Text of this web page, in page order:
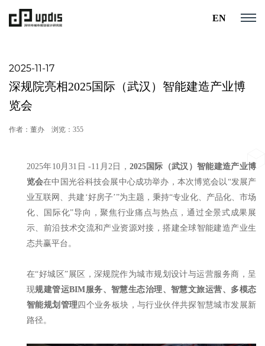
EN
2025-11-17
深规院亮相2025国际（武汉）智能建造产业博
览会
作者：董办 浏览：355
2025年10月31日 -11月2日， 2025国际（武汉）智能建造产业博
览会在中国光谷科技会展中心成功举办，本次博览会以“发展产
业互联网、共建‘好房子’”为主题，秉持“专业化、产品化、市场
化、国际化”导向，聚焦行业痛点与热点，通过全景式成果展
示、前沿技术交流和产业资源对接，搭建全球智能建造产业生
态共赢平台。
在“好城区”展区，深规院作为城市规划设计与运营服务商，呈
现规建管运BIM服务、智慧生态治理、智慧文旅运营、多模态
智能规划管理四个业务板块，与行业伙伴共探智慧城市发展新
路径。